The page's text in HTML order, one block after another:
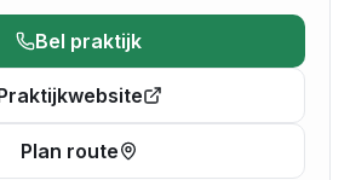
Bel praktijk
Plan route